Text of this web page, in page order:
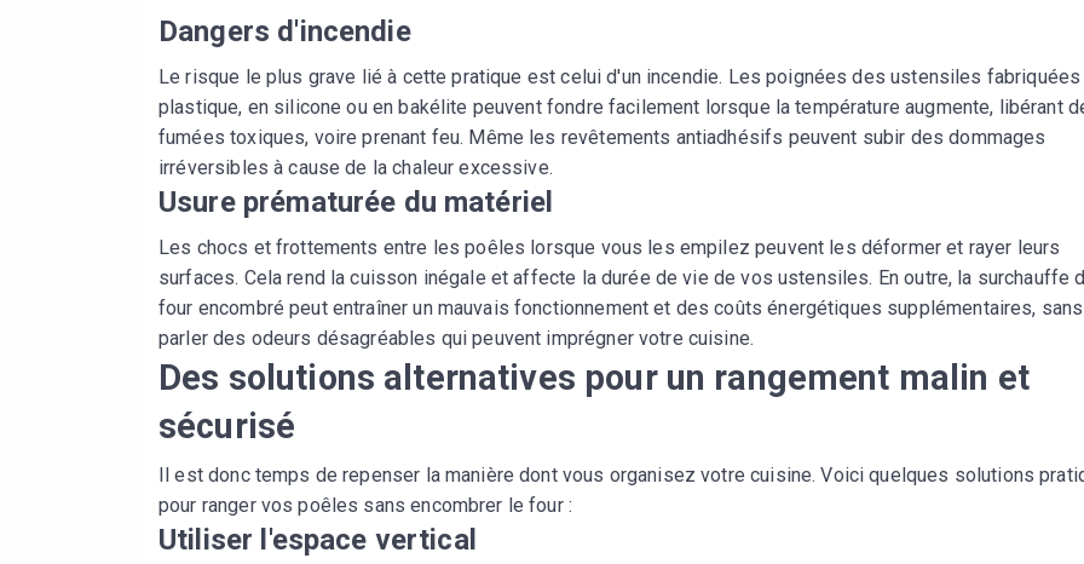
Dangers d'incendie
Le risque le plus grave lié à cette pratique est celui d'un incendie. Les poignées des ustensiles fabriquées
plastique, en silicone ou en bakélite peuvent fondre facilement lorsque la température augmente, libérant
fumées toxiques, voire prenant feu. Même les revêtements antiadhésifs peuvent subir des dommages
irréversibles à cause de la chaleur excessive.
Usure prématurée du matériel
Les chocs et frottements entre les poêles lorsque vous les empilez peuvent les déformer et rayer leurs
surfaces. Cela rend la cuisson inégale et affecte la durée de vie de vos ustensiles. En outre, la surchauffe
four encombré peut entraîner un mauvais fonctionnement et des coûts énergétiques supplémentaires, sans
parler des odeurs désagréables qui peuvent imprégner votre cuisine.
Des solutions alternatives pour un rangement malin et
sécurisé
Il est donc temps de repenser la manière dont vous organisez votre cuisine. Voici quelques solutions
pour ranger vos poêles sans encombrer le four :
Utiliser l'espace vertical